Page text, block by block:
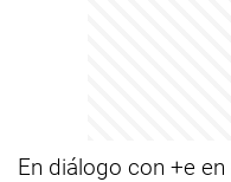
En diálogo con +e